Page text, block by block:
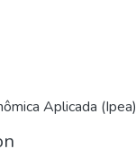
Aplicada (Ipea)